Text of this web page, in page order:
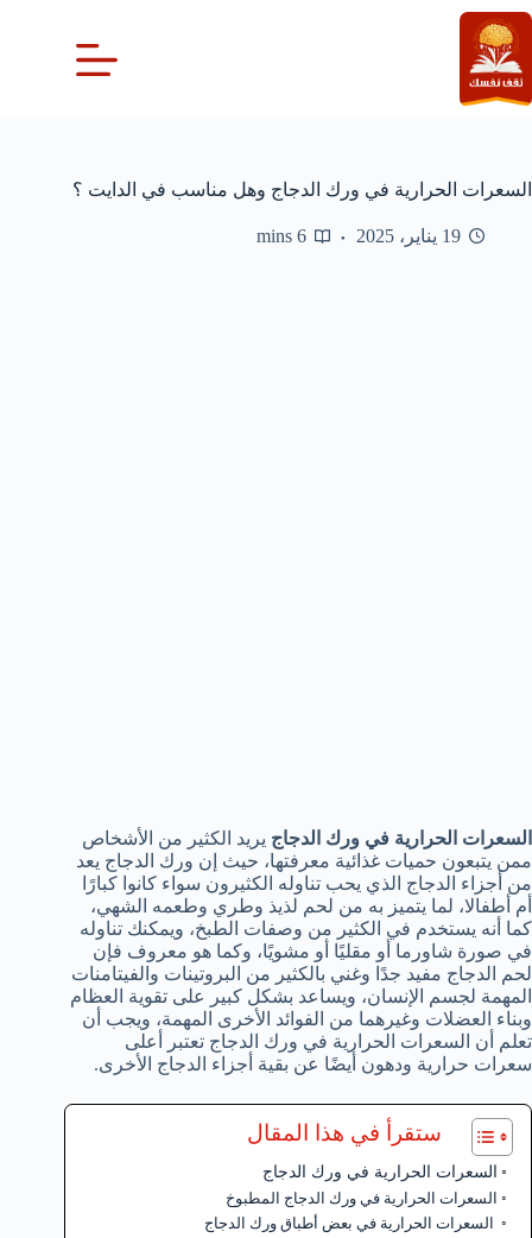
التجاوز
إلى
المحتوى
السعرات الحرارية في ورك الدجاج وهل مناسب في الدايت ؟
19 يناير، 2025 6 mins
السعرات الحرارية في ورك الدجاج يريد الكثير من الأشخاص
ممن يتبعون حميات غذائية معرفتها، حيث إن ورك الدجاج يعد
من أجزاء الدجاج الذي يحب تناوله الكثيرون سواء كانوا كبارًا
أم أطفالا، لما يتميز به من لحم لذيذ وطري وطعمه الشهي،
كما أنه يستخدم في الكثير من وصفات الطبخ، ويمكنك تناوله
في صورة شاورما أو مقليًا أو مشويًا، وكما هو معروف فإن
لحم الدجاج مفيد جدًا وغني بالكثير من البروتينات والفيتامنات
المهمة لجسم الإنسان، ويساعد بشكل كبير على تقوية العظام
وبناء العضلات وغيرهما من الفوائد الأخرى المهمة، ويجب أن
تعلم أن السعرات الحرارية في ورك الدجاج تعتبر أعلى
سعرات حرارية ودهون أيضًا عن بقية أجزاء الدجاج الأخرى.
ستقرأ في هذا المقال
السعرات الحرارية في ورك الدجاج
السعرات الحرارية في ورك الدجاج المطبوخ
السعرات الحرارية في بعض أطباق ورك الدجاج